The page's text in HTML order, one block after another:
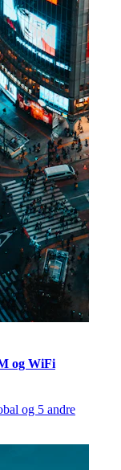
og WiFi
og 5 andre